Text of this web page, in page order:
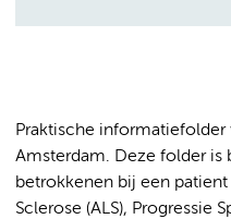
Praktische informatiefolder
Amsterdam. Deze folder is
betrokkenen bij een
Sclerose (ALS), Progressie